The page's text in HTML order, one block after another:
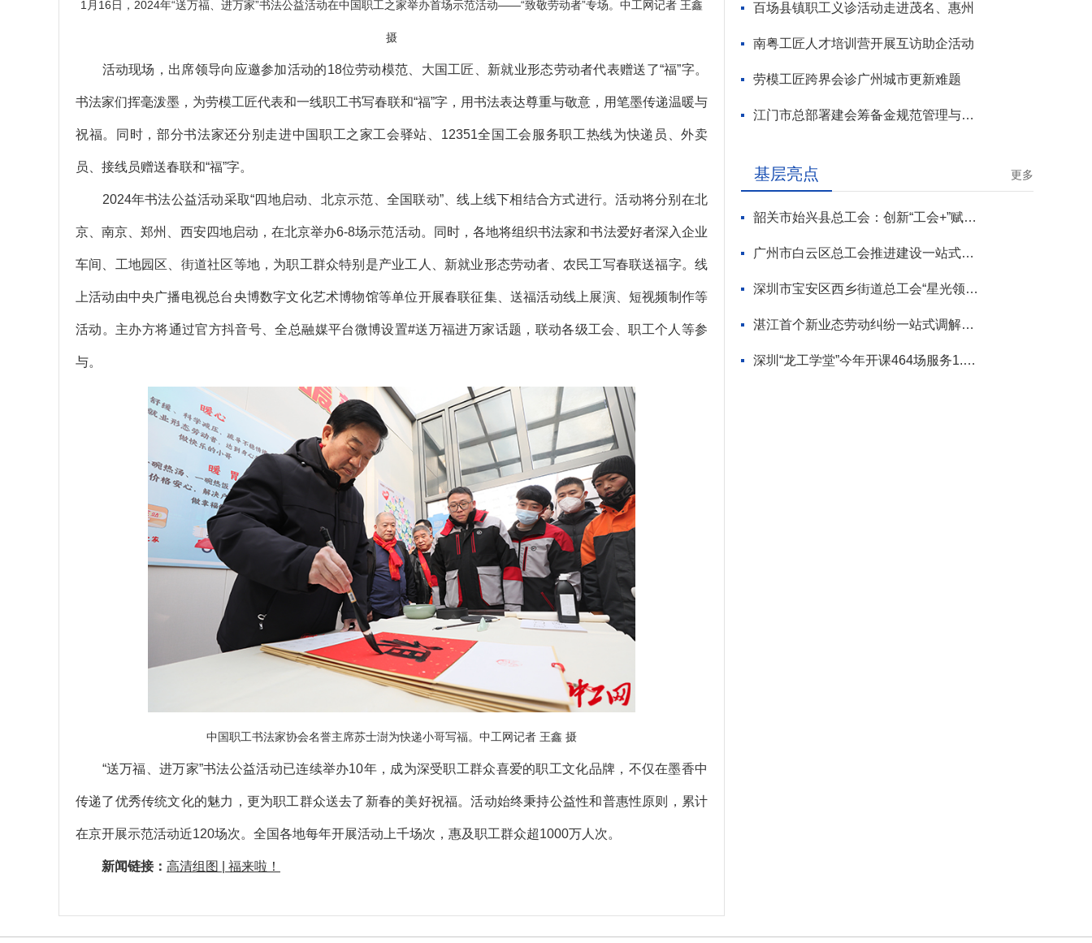
1月16日，2024年“送万福、进万家”书法公益活动在中国职工之家举办首场示范活动——“致敬劳动者”专场。中工网记者 王鑫
摄
活动现场，出席领导向应邀参加活动的18位劳动模范、大国工匠、新就业形态劳动者代表赠送了“福”字。
书法家们挥毫泼墨，为劳模工匠代表和一线职工书写春联和“福”字，用书法表达尊重与敬意，用笔墨传递温暖与
祝福。同时，部分书法家还分别走进中国职工之家工会驿站、12351全国工会服务职工热线为快递员、外卖
员、接线员赠送春联和“福”字。
2024年书法公益活动采取“四地启动、北京示范、全国联动”、线上线下相结合方式进行。活动将分别在北
京、南京、郑州、西安四地启动，在北京举办6-8场示范活动。同时，各地将组织书法家和书法爱好者深入企业
车间、工地园区、街道社区等地，为职工群众特别是产业工人、新就业形态劳动者、农民工写春联送福字。线
上活动由中央广播电视总台央博数字文化艺术博物馆等单位开展春联征集、送福活动线上展演、短视频制作等
活动。主办方将通过官方抖音号、全总融媒平台微博设置#送万福进万家话题，联动各级工会、职工个人等参
与。
中国职工书法家协会名誉主席苏士澍为快递小哥写福。中工网记者 王鑫 摄
“送万福、进万家”书法公益活动已连续举办10年，成为深受职工群众喜爱的职工文化品牌，不仅在墨香中
传递了优秀传统文化的魅力，更为职工群众送去了新春的美好祝福。活动始终秉持公益性和普惠性原则，累计
在京开展示范活动近120场次。全国各地每年开展活动上千场次，惠及职工群众超1000万人次。
新闻链接： 高清组图 | 福来啦！
百场县镇职工义诊活动走进茂名、惠州
南粤工匠人才培训营开展互访助企活动
劳模工匠跨界会诊广州城市更新难题
江门市总部署建会筹备金规范管理与基层工会组建攻坚行动
基层亮点 更多
韶关市始兴县总工会：创新“工会+”赋能模式 为“百千万工程”蓄势添力
广州市白云区总工会推进建设一站式调解平台
深圳市宝安区西乡街道总工会“星光领航”品牌首场活动走进企业
湛江首个新业态劳动纠纷一站式调解平台揭牌
深圳“龙工学堂”今年开课464场服务1.2万职工